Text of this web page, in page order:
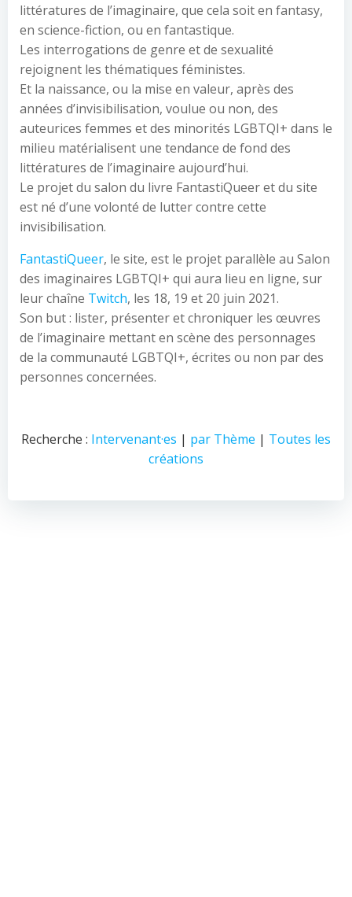
littératures de l’imaginaire, que cela soit en fantasy,
en science-fiction, ou en fantastique.
Les interrogations de genre et de sexualité
rejoignent les thématiques féministes.
Et la naissance, ou la mise en valeur, après des
années d’invisibilisation, voulue ou non, des
auteurices femmes et des minorités LGBTQI+ dans le
milieu matérialisent une tendance de fond des
littératures de l’imaginaire aujourd’hui.
Le projet du salon du livre FantastiQueer et du site
est né d’une volonté de lutter contre cette
invisibilisation.
FantastiQueer, le site, est le projet parallèle au Salon
des imaginaires LGBTQI+ qui aura lieu en ligne, sur
leur chaîne Twitch, les 18, 19 et 20 juin 2021.
Son but : lister, présenter et chroniquer les œuvres
de l’imaginaire mettant en scène des personnages
de la communauté LGBTQI+, écrites ou non par des
personnes concernées.
Recherche : Intervenant·es | par Thème | Toutes les
créations